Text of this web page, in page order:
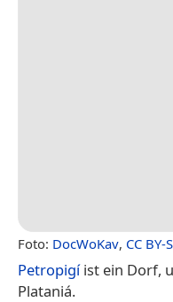
Foto: DocWoKav, CC BY-
Petropigíist ein Dorf,
Plataniá.